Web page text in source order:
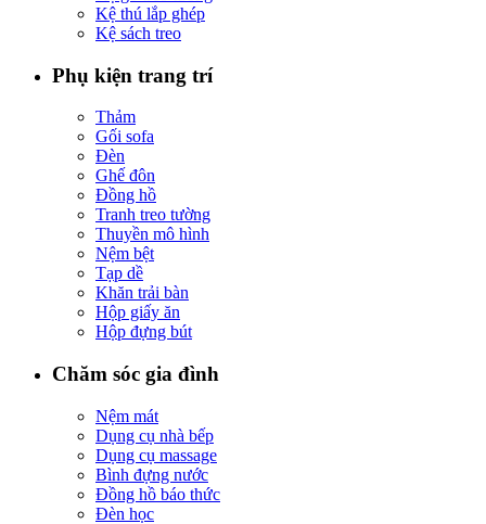
Kệ thú lắp ghép
Kệ sách treo
Phụ kiện trang trí
Thảm
Gối sofa
Đèn
Ghế đôn
Đồng hồ
Tranh treo tường
Thuyền mô hình
Nệm bệt
Tạp dề
Khăn trải bàn
Hộp giấy ăn
Hộp đựng bút
Chăm sóc gia đình
Nệm mát
Dụng cụ nhà bếp
Dụng cụ massage
Bình đựng nước
Đồng hồ báo thức
Đèn học